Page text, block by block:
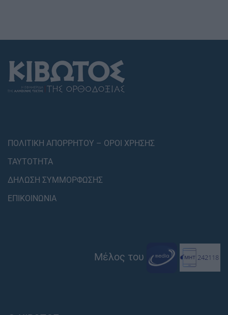
ΠΟΛΙΤΙΚΗ ΑΠΟΡΡΗΤΟΥ – ΟΡΟΙ ΧΡΗΣΗΣ
ΤΑΥΤΟΤΗΤΑ
ΔΗΛΩΣΗ ΣΥΜΜΟΡΦΩΣΗΣ
ΕΠΙΚΟΙΝΩΝΙΑ
Μέλος του